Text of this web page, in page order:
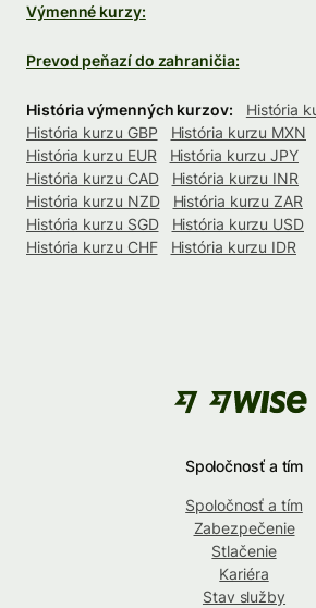
Výmenné kurzy:
Prevod peňazí do zahraničia:
História výmenných kurzov:
História
História kurzu GBP
História kurzu MXN
História kurzu EUR
História kurzu JPY
História kurzu CAD
História kurzu INR
História kurzu NZD
História kurzu ZAR
História kurzu SGD
História kurzu USD
História kurzu CHF
História kurzu IDR
Spoločnosť a tím
Spoločnosť a tím
Zabezpečenie
Stlačenie
Kariéra
Stav služby